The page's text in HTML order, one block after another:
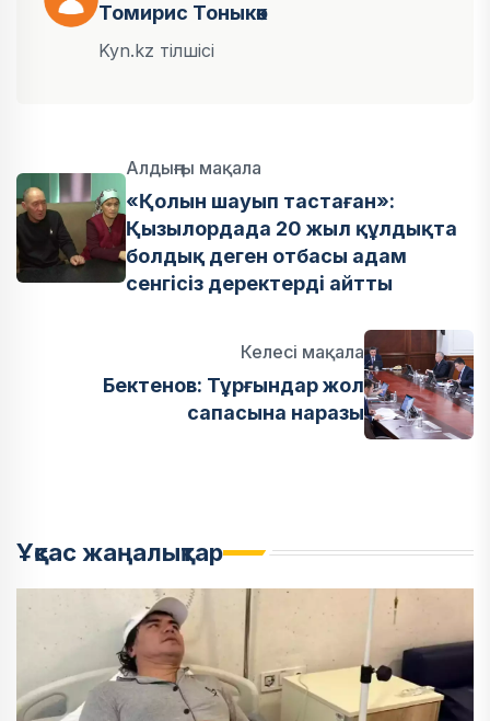
Томирис Тоныкөк
Kyn.kz тілшісі
Алдыңғы мақала
«Қолын шауып тастаған»:
Қызылордада 20 жыл құлдықта
болдық деген отбасы адам
сенгісіз деректерді айтты
Келесі мақала
Бектенов: Тұрғындар жол
сапасына наразы
Ұқсас жаңалықтар